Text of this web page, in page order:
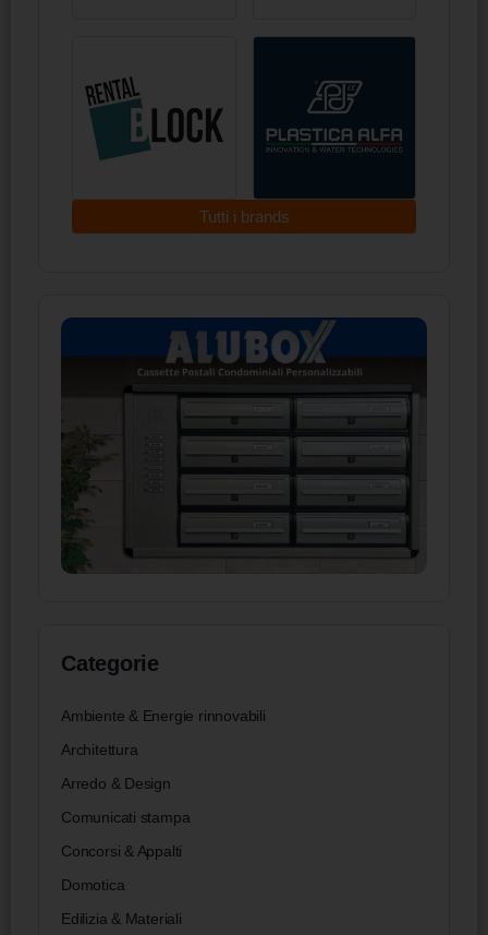
Tutti i brands
Categorie
Ambiente & Energie rinnovabili
Architettura
Arredo & Design
Comunicati stampa
Concorsi & Appalti
Domotica
Edilizia & Materiali